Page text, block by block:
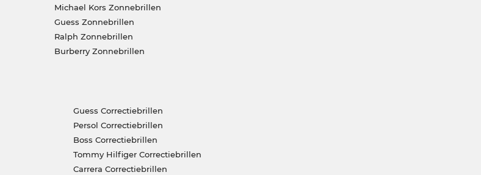
Michael Kors Zonnebrillen
Guess Zonnebrillen
Ralph Zonnebrillen
Burberry Zonnebrillen
Guess Correctiebrillen
Persol Correctiebrillen
Boss Correctiebrillen
Tommy Hilfiger Correctiebrillen
Carrera Correctiebrillen